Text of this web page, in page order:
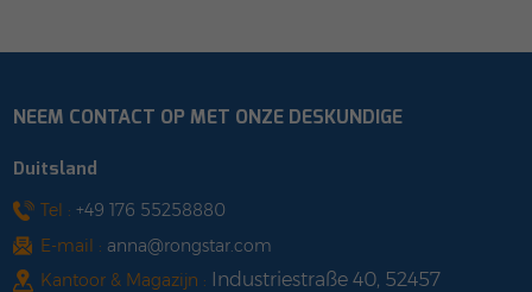
NEEM CONTACT OP MET ONZE DESKUNDIGE
Duitsland
Tel : +49 176 55258880
E-mail : anna@rongstar.com
Kantoor & Magazijn : Industriestraße 40, 52457